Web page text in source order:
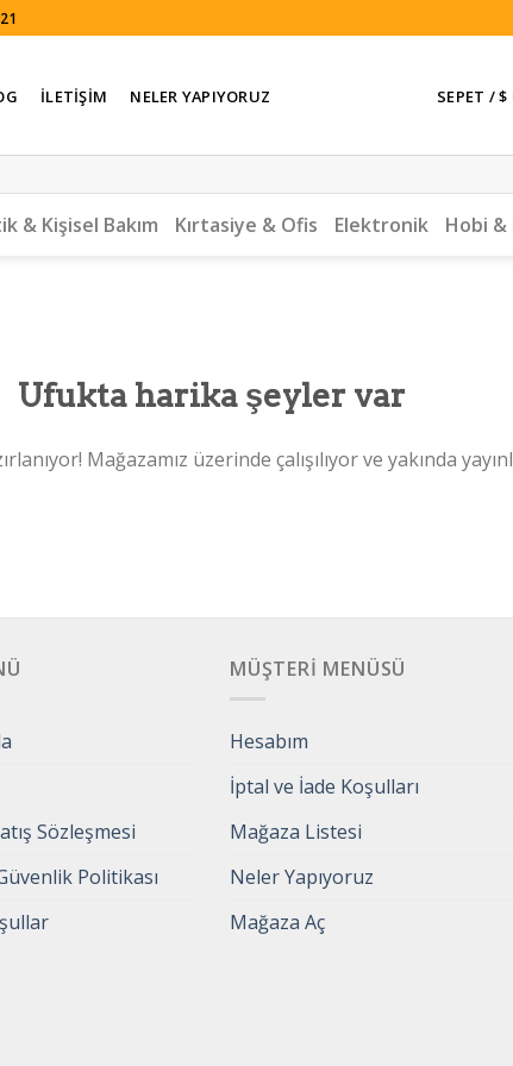
İLETIŞIM NELER YAPIYORUZ SEPET /$
& Kişisel Bakım Kırtasiye & Ofis Elektronik Hobi &
Ufukta harika şeyler var
Mağazamız üzerinde çalışılıyor ve yakında
Sözleşmesi
Politikası
MÜŞTERI MENÜSÜ
Hesabım
İptal ve İade Koşulları
Mağaza Listesi
Neler Yapıyoruz
Mağaza Aç